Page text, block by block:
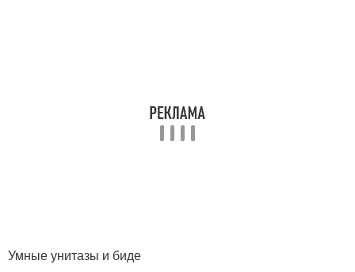
Умные унитазы и биде